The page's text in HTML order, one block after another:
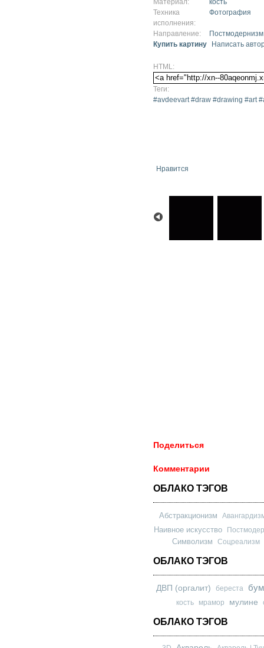
Материал:
кость
Техника
исполнения:
Фотография
Направление:
Постмодернизм
Купить картину
Написать
HTML:
Теги:
#avdeevart #draw #drawing #art
Нравится
Поделиться
Комментарии
ОБЛАКО ТЭГОВ
Абстракционизм
Наивное искусство
Символизм Соцреализм
ОБЛАКО ТЭГОВ
ДВП (оргалит) береста
кость мрамор мулине
ОБЛАКО ТЭГОВ